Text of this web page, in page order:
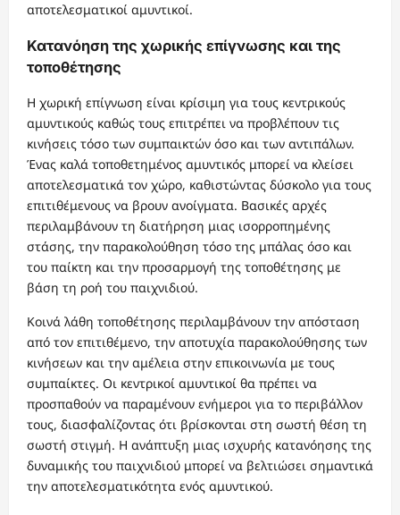
αποτελεσματικοί αμυντικοί.
Κατανόηση της χωρικής επίγνωσης και της
τοποθέτησης
Η χωρική επίγνωση είναι κρίσιμη για τους κεντρικούς
αμυντικούς καθώς τους επιτρέπει να προβλέπουν τις
κινήσεις τόσο των συμπαικτών όσο και των αντιπάλων.
Ένας καλά τοποθετημένος αμυντικός μπορεί να κλείσει
αποτελεσματικά τον χώρο, καθιστώντας δύσκολο για τους
επιτιθέμενους να βρουν ανοίγματα. Βασικές αρχές
περιλαμβάνουν τη διατήρηση μιας ισορροπημένης
στάσης, την παρακολούθηση τόσο της μπάλας όσο και
του παίκτη και την προσαρμογή της τοποθέτησης με
βάση τη ροή του παιχνιδιού.
Κοινά λάθη τοποθέτησης περιλαμβάνουν την απόσταση
από τον επιτιθέμενο, την αποτυχία παρακολούθησης των
κινήσεων και την αμέλεια στην επικοινωνία με τους
συμπαίκτες. Οι κεντρικοί αμυντικοί θα πρέπει να
προσπαθούν να παραμένουν ενήμεροι για το περιβάλλον
τους, διασφαλίζοντας ότι βρίσκονται στη σωστή θέση τη
σωστή στιγμή. Η ανάπτυξη μιας ισχυρής κατανόησης της
δυναμικής του παιχνιδιού μπορεί να βελτιώσει σημαντικά
την αποτελεσματικότητα ενός αμυντικού.